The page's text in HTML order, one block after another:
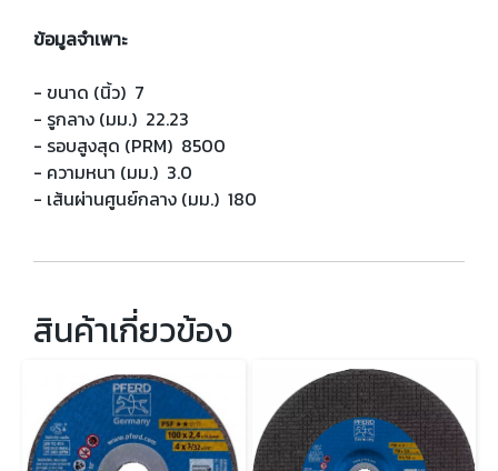
ข้อมูลจำเพาะ
- ขนาด (นิ้ว) 7
- รูกลาง (มม.) 22.23
- รอบสูงสุด (PRM) 8500
- ความหนา (มม.) 3.0
- เส้นผ่านศูนย์กลาง (มม.) 180
สินค้าเกี่ยวข้อง